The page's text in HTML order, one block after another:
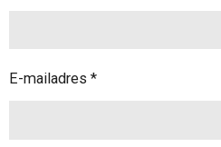
E-mailadres *